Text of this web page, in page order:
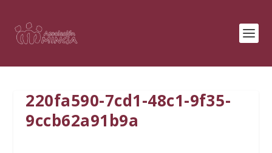
220fa590-7cd1-48c1-9f35-
9ccb62a91b9a